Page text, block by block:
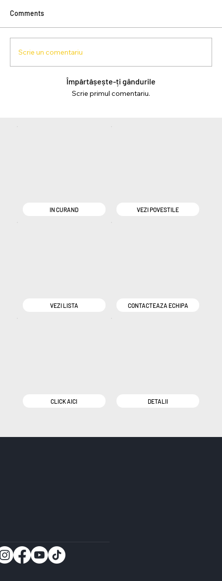
Comments
Scrie un comentariu
Împărtășește-ți gândurile
Scrie primul comentariu.
IN CURAND VEZI POVESTILE
VEZI LISTA CONTACTEAZA ECHIPA
CLICK AICI DETALII